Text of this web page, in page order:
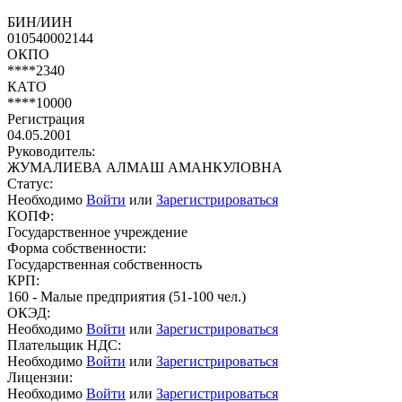
БИН/ИИН
010540002144
ОКПО
****2340
КАТО
****10000
Регистрация
04.05.2001
Руководитель:
ЖУМАЛИЕВА АЛМАШ АМАНКУЛОВНА
Статус:
Необходимо Войти или Зарегистрироваться
КОПФ:
Государственное учреждение
Форма собственности:
Государственная собственность
КРП:
160 - Малые предприятия (51-100 чел.)
ОКЭД:
Необходимо Войти или Зарегистрироваться
Плательщик НДС:
Необходимо Войти или Зарегистрироваться
Лицензии:
Необходимо Войти или Зарегистрироваться